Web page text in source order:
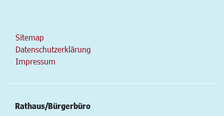
Sitemap
Datenschutzerklärung
Impressum
Rathaus/Bürgerbüro